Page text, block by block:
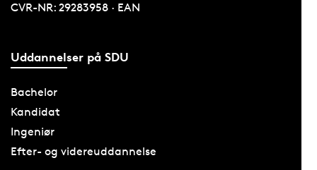
CVR-NR: 29283958 · EAN
Uddannelser på SDU
Bachelor
Kandidat
Ingeniør
Efter- og videreuddannelse